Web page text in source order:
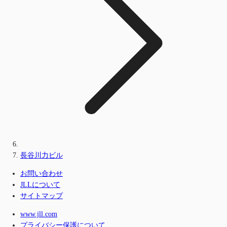
長谷川力ビル
お問い合わせ
JLLについて
サイトマップ
www.jll.com
プライバシー保護について